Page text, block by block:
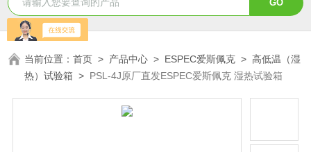
当前位置：首页 > 产品中心 > ESPEC爱斯佩克 >高低温（湿
热）试验箱 > PSL-4J原厂直发ESPEC爱斯佩克 湿热试验箱